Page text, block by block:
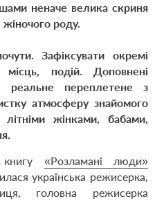
неначе велика скриня
жіночого роду.
Зафіксувати окремі
подій. Доповнені
реальне переплетене з
атмосферу знайомого
літніми жінками, бабами,
«Розламані люди»
українська режисерка,
головна режисерка